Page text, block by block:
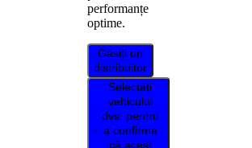
performanțe
optime.
Găsiți un
distribuitor
Selectați
vehiculul
dvs. pentru
a confirma
că acest